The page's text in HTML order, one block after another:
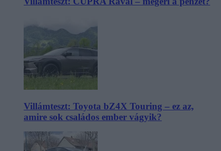
Villámteszt: Toyota bZ4X Touring – ez az,
amire sok családos ember vágyik?